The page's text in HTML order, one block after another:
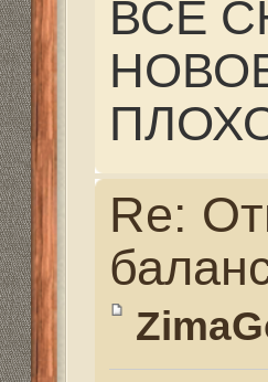
А я не
думаю,
много
не